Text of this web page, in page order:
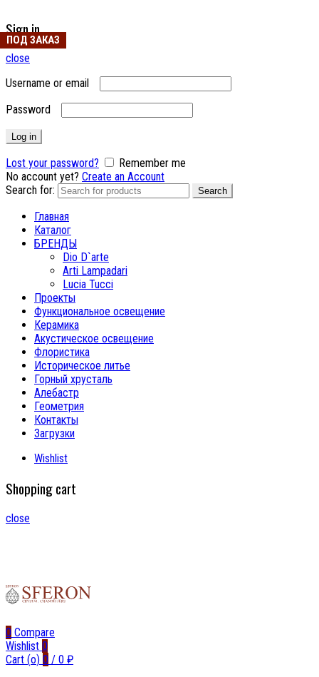
Sign in
close
Username or email
Password
Log in
Lost your password?
Remember me
No account yet? Create an Account
Search for:
Search
Главная
Каталог
БРЕНДЫ
Dio D`arte
Arti Lampadari
Lucia Tucci
Проекты
Функциональное освещение
Керамика
Акустическое освещение
Флористика
Историческое литье
Горный хрусталь
Алебастр
Геометрия
Контакты
Загрузки
Wishlist
Shopping cart
close
0 Compare
Wishlist 0
Cart (o) 0 / 0 ₽
ПОД ЗАКАЗ